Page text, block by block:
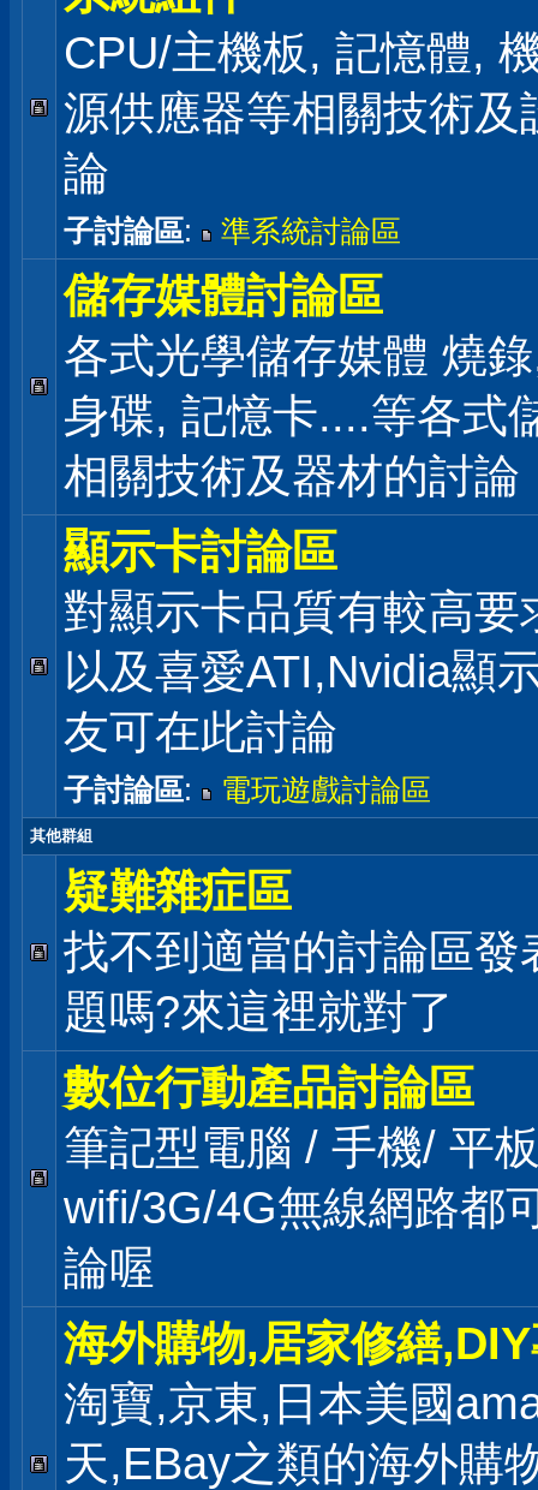
CPU/主機板, 記憶體,
源供應器等相關技術及
論
子討論區: 準系統討論區
儲存媒體討論區
各式光學儲存媒體 燒
身碟, 記憶卡....等各式
相關技術及器材的討論
顯示卡討論區
對顯示卡品質有較高要
以及喜愛ATI,Nvidia顯
友可在此討論
子討論區: 電玩遊戲討論區
其他群組
疑難雜症區
找不到適當的討論區發
題嗎?來這裡就對了
數位行動產品討論區
筆記型電腦 / 手機/ 平
wifi/3G/4G無線網路都
論喔
海外購物,居家修繕
淘寶,京東,日本美國
天,EBay之類的海外購